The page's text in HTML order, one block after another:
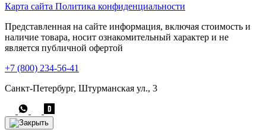
Карта сайта Политика конфиденциальности
Представленная на сайте информация, включая стоимость и
наличие товара, носит ознакомительный характер и не
является публичной офертой
+7 (800) 234-56-41
Санкт-Петербург, Штурманская ул., 3